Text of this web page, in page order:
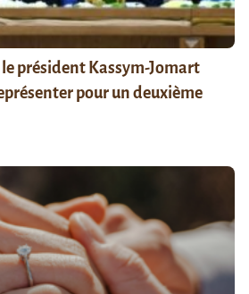
président Kassym-Jomart
pour un deuxième